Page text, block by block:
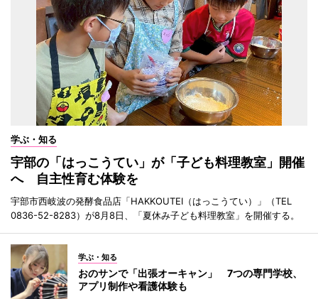
学ぶ・知る
宇部の「はっこうてい」が「子ども料理教室」開催
へ 自主性育む体験を
宇部市西岐波の発酵食品店「HAKKOUTEI（はっこうてい）」（TEL
0836-52-8283）が8月8日、「夏休み子ども料理教室」を開催する。
学ぶ・知る
おのサンで「出張オーキャン」 7つの専門学校、
アプリ制作や看護体験も